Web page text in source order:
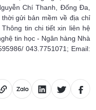
Chí Thanh, Đống Đa,
gửi bản mềm về địa chỉ
tin chi tiết xin liên hệ
tin học - Ngân hàng Nhà
043.7751071; Email: